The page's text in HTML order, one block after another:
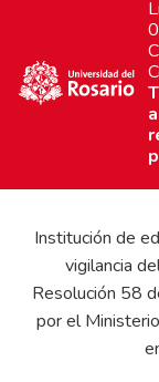
Institución de
vigilancia
Resolución 58
por el